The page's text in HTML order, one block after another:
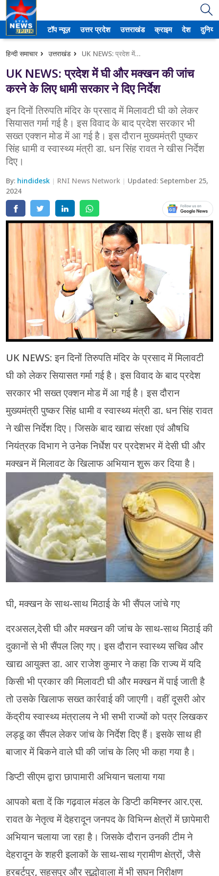
टॉप न्यूज़ उत्तर प्रदेश उत्तराखंड क्राइम देश दुनिया
हिन्दी समाचार उत्तराखंड UK NEWS: प्रदेश में घी और मक्खन की जांच करने के लिए धामी सरकार ने दिए निर्देश
UK NEWS: प्रदेश में घी और मक्खन की जांच
करने के लिए धामी सरकार ने दिए निर्देश
इन दिनों तिरुपति मंदिर के प्रसाद में मिलावटी घी को लेकर
सियासत गर्मा गई है। इस विवाद के बाद प्रदेश सरकार भी
सख्त एक्शन मोड में आ गई है। इस दौरान मुख्यमंत्री पुष्कर
सिंह धामी व स्वास्थ्य मंत्री डा. धन सिंह रावत ने खीस निर्देश
दिए।
By: hindidesk RNI News Network Updated: September 25,
2024
UK NEWS: इन दिनों तिरुपति मंदिर के प्रसाद में मिलावटी
घी को लेकर सियासत गर्मा गई है। इस विवाद के बाद प्रदेश
सरकार भी सख्त एक्शन मोड में आ गई है। इस दौरान
मुख्यमंत्री पुष्कर सिंह धामी व स्वास्थ्य मंत्री डा. धन सिंह रावत
ने खीस निर्देश दिए। जिसके बाद खाद्य संरक्षा एवं औषधि
नियंत्रक विभाग ने उनेक निर्धेश पर प्रदेशभर में देसी घी और
मक्खन में मिलावट के खिलाफ अभियान शुरू कर दिया है।
घी, मक्खन के साथ-साथ मिठाई के भी सैंपल जांचे गए
दरअसल,देसी घी और मक्खन की जांच के साथ-साथ मिठाई की
दुकानों से भी सैंपल लिए गए। इस दौरान स्वास्थ्य सचिव और
खाद्य आयुक्त डा. आर राजेश कुमार ने कहा कि राज्य में यदि
किसी भी प्रकार की मिलावटी घी और मक्खन में पाई जाती है
तो उसके खिलाफ सख्त कार्रवाई की जाएगी। वहीं दूसरी ओर
केंद्रीय स्वास्थ्य मंत्रालय ने भी सभी राज्यों को पत्र लिखकर
लड्डू का सैंपल लेकर जांच के निर्देश दिए हैं। इसके साथ ही
बाजार में बिकने वाले घी की जांच के लिए भी कहा गया है।
डिप्टी सीएम द्वारा छापामारी अभियान चलाया गया
आपको बता दें कि गढ़वाल मंडल के डिप्टी कमिश्नर आर.एस.
रावत के नेतृत्व में देहरादून जनपद के विभिन्न क्षेत्रों में छापेमारी
अभियान चलाया जा रहा है। जिसके दौरान उनकी टीम ने
देहरादून के शहरी इलाकों के साथ-साथ ग्रामीण क्षेत्रों, जैसे
हरबर्टपुर, सहसपुर और सुद्धोवाला में भी सघन निरीक्षण
उत्तर प्रदेश
आगरा
कानपुर
प्रयागराज
मेरठ
उत्तराखंड
अल्मोड़ा
चंपावत
चमोली
देहरादून
नैनीताल
बागेश्वर
हरिद्वार